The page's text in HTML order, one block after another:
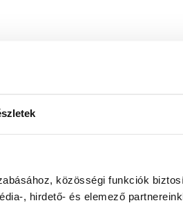
közösségi funkciók
, hirdető- és elemező